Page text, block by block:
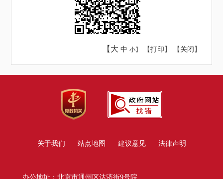
【大 中 小】 【打印 】 【 关闭 】
关于我们 站点地图 建议意见 法律声明
办公地址：北京市通州区达济街9号院